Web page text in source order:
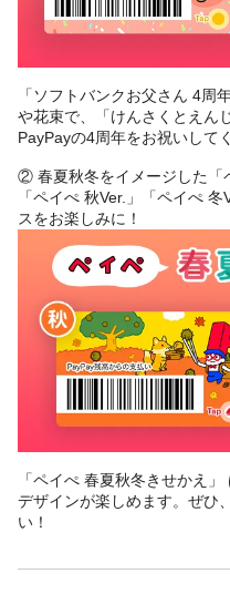
「ソフトバンクお父さん 4周
や花束で、「けんさくとえん
PayPayの4周年をお祝いして
② 春夏秋冬をイメージした「
「ペイぺ 秋Ver.」「ペイぺ
スをお楽しみに！
「ペイぺ 春夏秋冬きせかえ
デザインが楽しめます。ぜひ
い！